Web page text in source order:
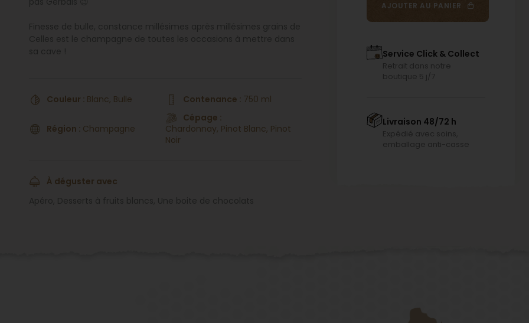
Couleur : Blanc, Bulle Contenance : 750 ml
Région : Champagne
Cépage :
Chardonnay, Pinot Blanc, Pinot
Noir
À déguster avec
AJOUTER AU PANIER
Service Click & Collect
Retrait dans notre
boutique 5 j/7
Livraison 48/72 h
Expédié avec soins,
emballage anti-casse